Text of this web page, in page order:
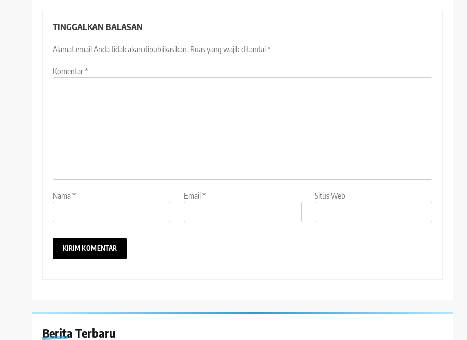
TINGGALKAN BALASAN
Alamat email Anda tidak akan dipublikasikan. Ruas yang wajib ditandai*
Komentar*
Nama* Email * Situs Web
Berita Terbaru